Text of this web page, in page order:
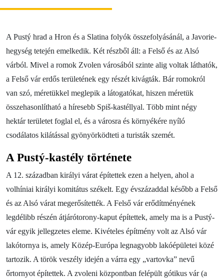
Blog
A Pustý hrad a Hron és a Slatina folyók összefolyásánál, a Javorie-
hegység tetején emelkedik. Két részből áll: a Felső és az Alsó
várból. Mivel a romok Zvolen városából szinte alig voltak láthatók,
a Felső vár erdős területének egy részét kivágták. Bár romokról
van szó, méretükkel meglepik a látogatókat, hiszen méretük
összehasonlítható a híresebb Spiš-kastéllyal. Több mint négy
hektár területet foglal el, és a városra és környékére nyíló
csodálatos kilátással gyönyörködteti a turisták szemét.
A Pustý-kastély története
A 12. században királyi várat építettek ezen a helyen, ahol a
volhíniai királyi komitátus székelt. Egy évszázaddal később a Felső
és az Alsó várat megerősítették. A Felső vár erődítményének
legdélibb részén átjárótorony-kaput építettek, amely ma is a Pustý-
vár egyik jellegzetes eleme. Kivételes építmény volt az Alsó vár
lakótornya is, amely Közép-Európa legnagyobb lakóépületei közé
tartozik. A török veszély idején a várra egy „vartovka” nevű
őrtornyot építettek. A zvoleni központban felépült gótikus vár (a